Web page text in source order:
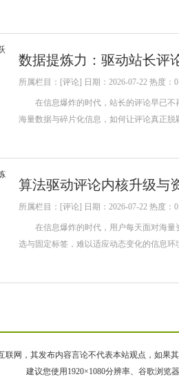
数据提炼力：驱动站长评
所属栏目：[评论] 日期：2026-07-22 热度：0
在信息爆炸的时代，站长的评论早已不
海量数据与碎片化信息，如何让评论真正
算法驱动评论内核升级与
所属栏目：[评论] 日期：2026-07-22 热度：0
在信息爆炸的时代，用户每天面对海量
选与固定标签，难以适应动态变化的信息
联网，其发布内容言论不代表本站观点，如果
建议您使用1920×1080分辨率、谷歌浏览